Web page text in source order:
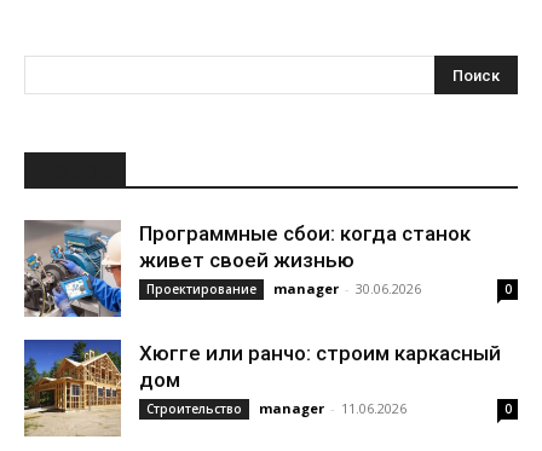
Программные сбои: когда станок
живет своей жизнью
Проектирование manager - 30.06.2026 0
Хюгге или ранчо: строим каркасный
дом
Строительство manager - 11.06.2026 0